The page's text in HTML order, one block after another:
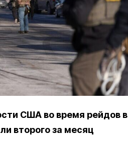
США во время рейдов в
второго за месяц